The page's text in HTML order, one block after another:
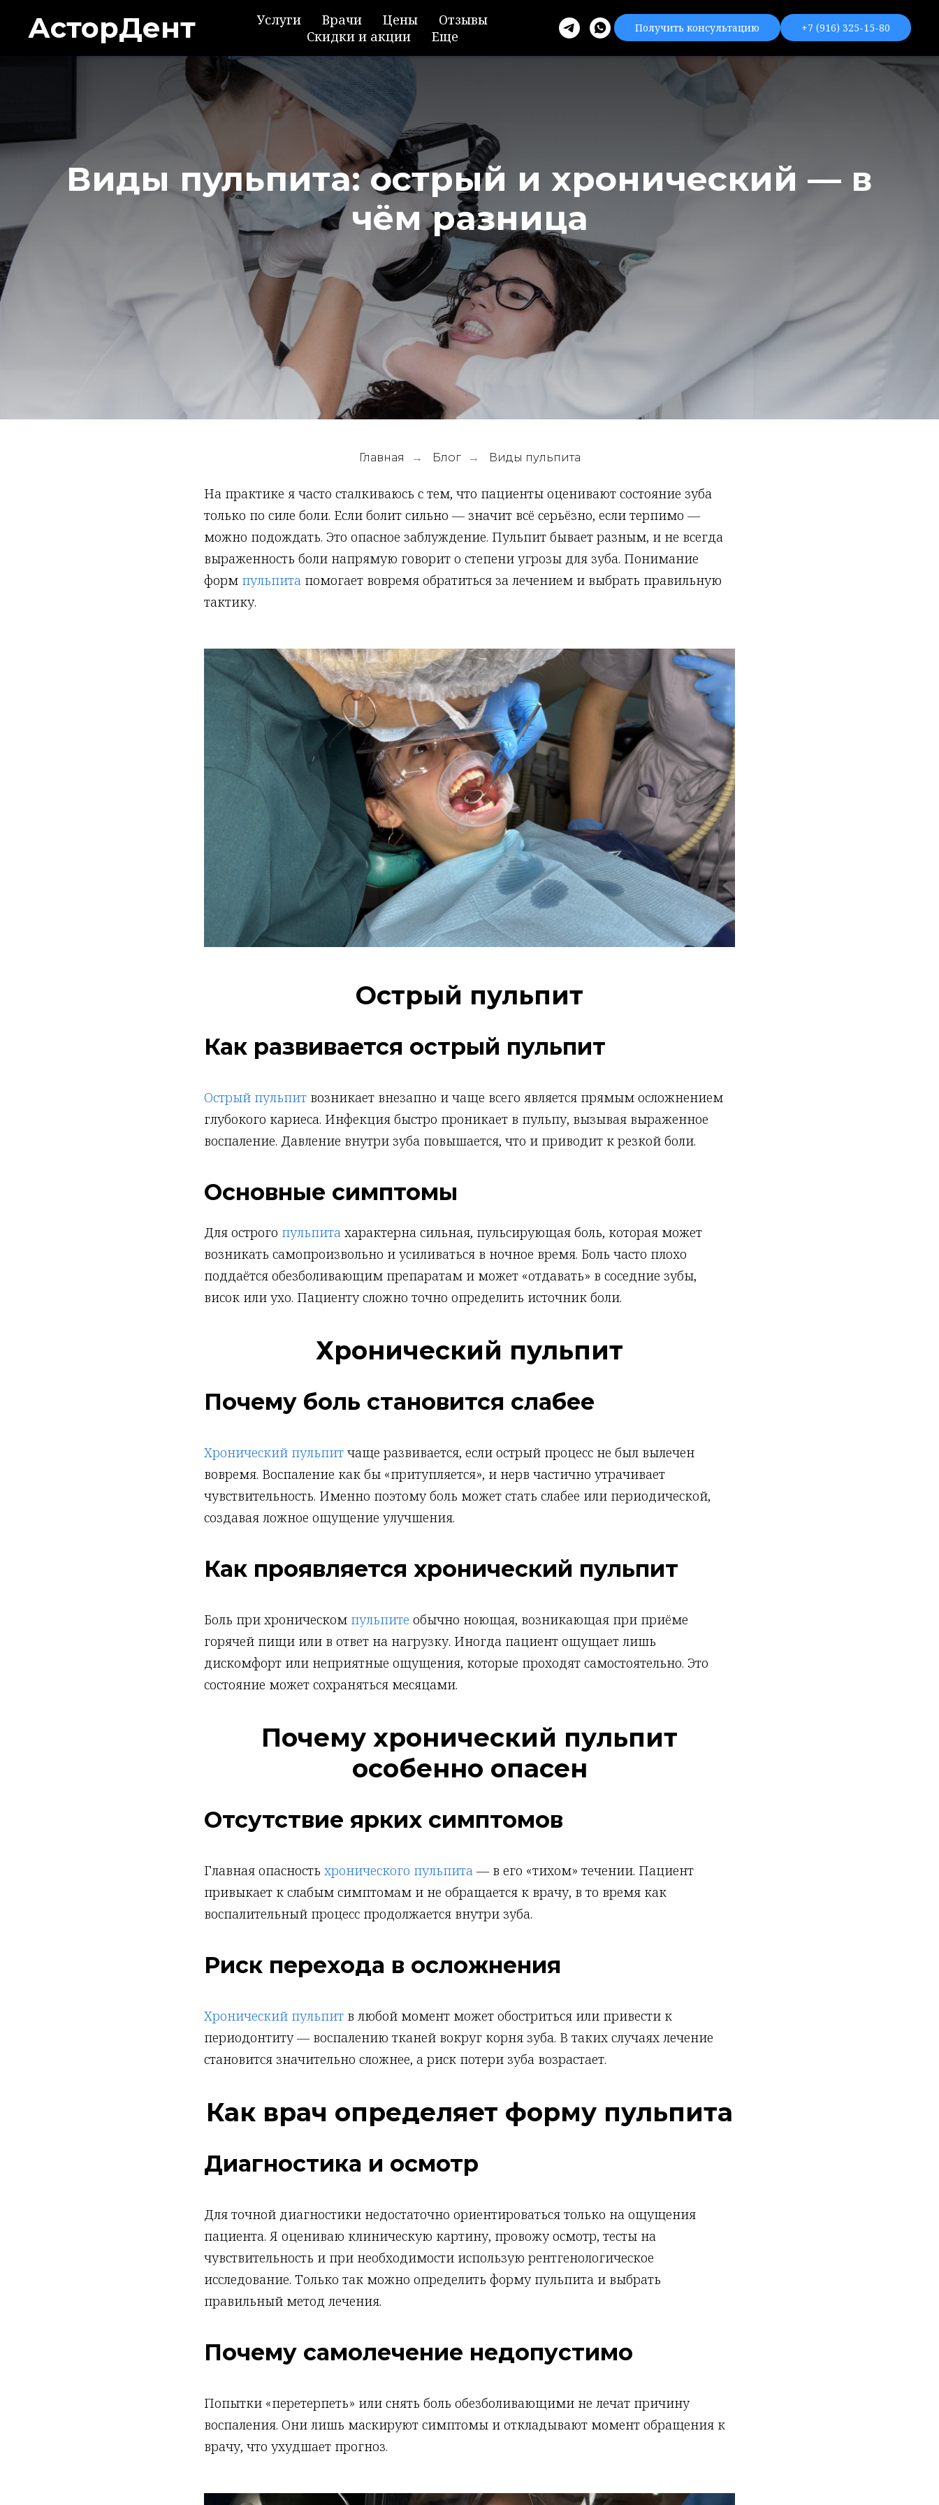
АсторДент Услуги Врачи Цены
Отзывы
Скидки и акции
Еще
Получить консультацию +7 (916) 325-15-80
Виды пульпита: острый и хронический — в
чём разница
Главная → Блог → Виды пульпита
На практике я часто сталкиваюсь с тем, что пациенты оценивают состояние зуба
только по силе боли. Если болит сильно — значит всё серьёзно, если терпимо —
можно подождать. Это опасное заблуждение. Пульпит бывает разным, и не всегда
выраженность боли напрямую говорит о степени угрозы для зуба. Понимание
форм пульпита помогает вовремя обратиться за лечением и выбрать правильную
тактику.
Острый пульпит
Как развивается острый пульпит
Острый пульпит возникает внезапно и чаще всего является прямым осложнением
глубокого кариеса. Инфекция быстро проникает в пульпу, вызывая выраженное
воспаление. Давление внутри зуба повышается, что и приводит к резкой боли.
Основные симптомы
Для острого пульпита характерна сильная, пульсирующая боль, которая может
возникать самопроизвольно и усиливаться в ночное время. Боль часто плохо
поддаётся обезболивающим препаратам и может «отдавать» в соседние зубы,
висок или ухо. Пациенту сложно точно определить источник боли.
Хронический пульпит
Почему боль становится слабее
Хронический пульпит чаще развивается, если острый процесс не был вылечен
вовремя. Воспаление как бы «притупляется», и нерв частично утрачивает
чувствительность. Именно поэтому боль может стать слабее или периодической,
создавая ложное ощущение улучшения.
Как проявляется хронический пульпит
Боль при хроническом пульпите обычно ноющая, возникающая при приёме
горячей пищи или в ответ на нагрузку. Иногда пациент ощущает лишь
дискомфорт или неприятные ощущения, которые проходят самостоятельно. Это
состояние может сохраняться месяцами.
Почему хронический пульпит
особенно опасен
Отсутствие ярких симптомов
Главная опасность хронического пульпита — в его «тихом» течении. Пациент
привыкает к слабым симптомам и не обращается к врачу, в то время как
воспалительный процесс продолжается внутри зуба.
Риск перехода в осложнения
Хронический пульпит в любой момент может обостриться или привести к
периодонтиту — воспалению тканей вокруг корня зуба. В таких случаях лечение
становится значительно сложнее, а риск потери зуба возрастает.
Как врач определяет форму пульпита
Диагностика и осмотр
Для точной диагностики недостаточно ориентироваться только на ощущения
пациента. Я оцениваю клиническую картину, провожу осмотр, тесты на
чувствительность и при необходимости использую рентгенологическое
исследование. Только так можно определить форму пульпита и выбрать
правильный метод лечения.
Почему самолечение недопустимо
Попытки «перетерпеть» или снять боль обезболивающими не лечат причину
воспаления. Они лишь маскируют симптомы и откладывают момент обращения к
врачу, что ухудшает прогноз.